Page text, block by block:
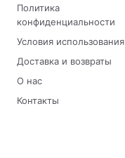
Политика
конфиденциальности
Условия использования
Доставка и возвраты
О нас
Контакты